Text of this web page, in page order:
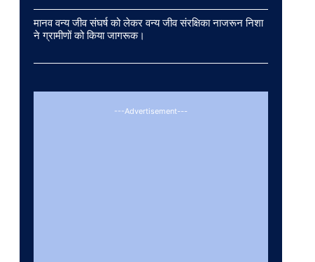
मानव वन्य जीव संघर्ष को लेकर वन्य जीव संरक्षिका नाजरून निशा
ने ग्रामीणों को किया जागरूक।
---Advertisement---